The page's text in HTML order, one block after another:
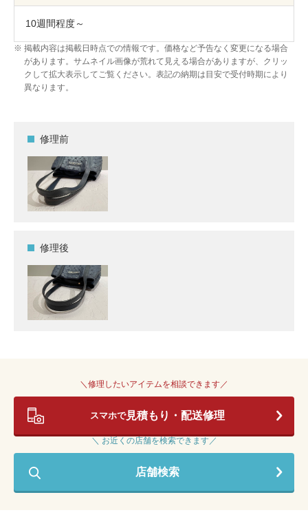
10週間程度～
掲載内容は掲載日時点での情報です。価格など予告なく変更になる場合
があります。サムネイル画像が荒れて見える場合がありますが、クリッ
クして拡大表示してご覧ください。表記の納期は目安で受付時期により
異なります。
修理前
修理後
＼修理したいアイテムを相談できます／
スマホで見積もり・配送修理
＼ お近くの店舗を検索できます／
店舗検索